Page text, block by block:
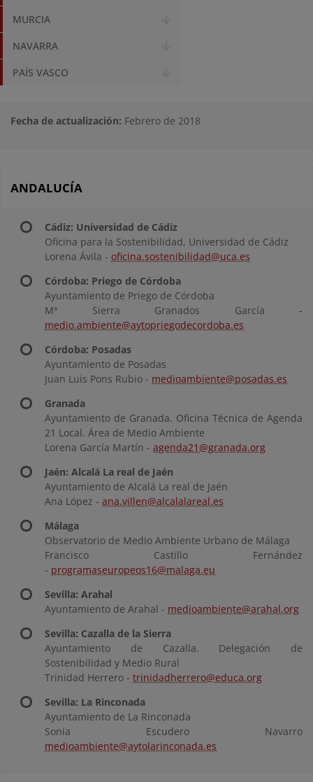
MURCIA
NAVARRA
PAÍS VASCO
Fecha de actualización: Febrero de 2018
ANDALUCÍA
Cádiz: Universidad de Cádiz
Oficina para la Sostenibilidad, Universidad de Cádiz
Lorena Ávila - oficina.sostenibilidad@uca.es
Córdoba: Priego de Córdoba
Ayuntamiento de Priego de Córdoba
Mª Sierra Granados García -
medio.ambiente@aytopriegodecordoba.es
Córdoba: Posadas
Ayuntamiento de Posadas
Juan Luis Pons Rubio - medioambiente@posadas.es
Granada
Ayuntamiento de Granada. Oficina Técnica de Agenda
21 Local. Área de Medio Ambiente
Lorena García Martín - agenda21@granada.org
Jaén: Alcalá La real de Jaén
Ayuntamiento de Alcalá La real de Jaén
Ana López - ana.villen@alcalalareal.es
Málaga
Observatorio de Medio Ambiente Urbano de Málaga
Francisco Castillo Fernández
- programaseuropeos16@malaga.eu
Sevilla: Arahal
Ayuntamiento de Arahal - medioambiente@arahal.org
Sevilla: Cazalla de la Sierra
Ayuntamiento de Cazalla. Delegación de
Sostenibilidad y Medio Rural
Trinidad Herrero - trinidadherrero@educa.org
Sevilla: La Rinconada
Ayuntamiento de La Rinconada
Sonia Escudero Navarro
medioambiente@aytolarinconada.es